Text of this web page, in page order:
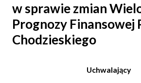
w sprawie zmian
Prognozy Finansowej
Chodzieskiego
Uchwalający